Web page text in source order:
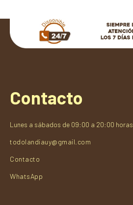
Contacto
Lunes a sábados de 09:00 a 20:00 horas.
todolandiauy@gmail.com
Contacto
WhatsApp